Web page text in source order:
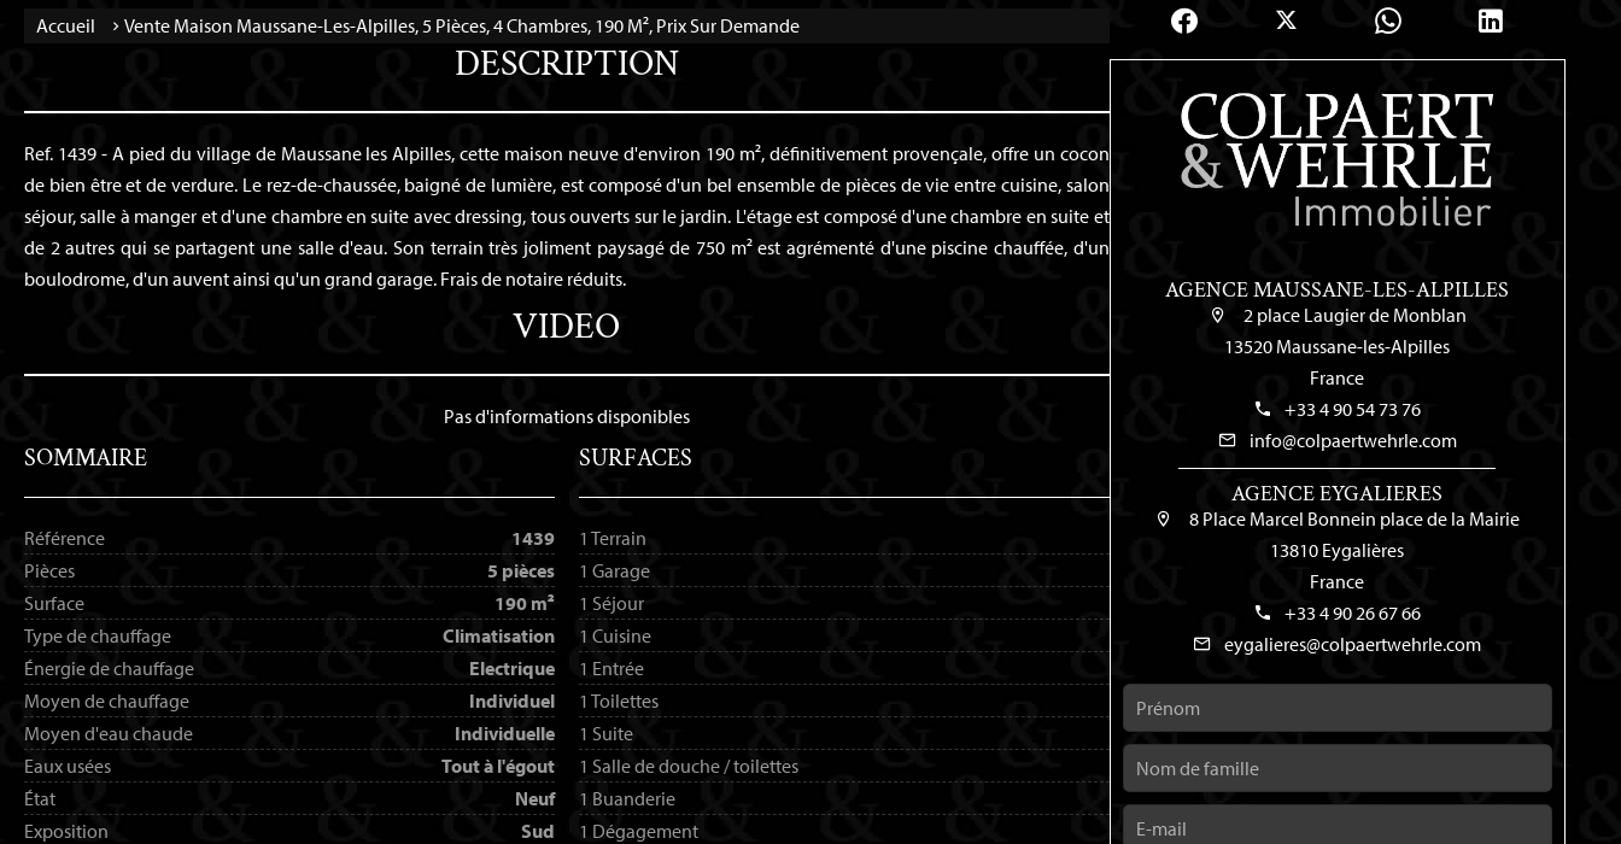
Accueil Vente Maison Maussane-Les-Alpilles, 5 Pièces, 4 Chambres, 190 M², Prix Sur Demande
DESCRIPTION
Ref. 1439 - A pied du village de Maussane les Alpilles, cette maison neuve d'environ 190 m², définitivement provençale, offre un cocon
de bien être et de verdure. Le rez-de-chaussée, baigné de lumière, est composé d'un bel ensemble de pièces de vie entre cuisine, salon
séjour, salle à manger et d'une chambre en suite avec dressing, tous ouverts sur le jardin. L'étage est composé d'une chambre en suite et
de 2 autres qui se partagent une salle d'eau. Son terrain très joliment paysagé de 750 m² est agrémenté d'une piscine chauffée, d'un
boulodrome, d'un auvent ainsi qu'un grand garage. Frais de notaire réduits.
VIDEO
Pas d'informations disponibles
SOMMAIRE
Référence
1439
Pièces
5 pièces
Surface
190 m²
Type de chauffage
Climatisation
Énergie de chauffage
Electrique
Moyen de chauffage
Individuel
Moyen d'eau chaude
Individuelle
Eaux usées
Tout à l'égout
État
Neuf
Exposition
Sud
SURFACES
1 Terrain
1 Garage
1 Séjour
1 Cuisine
1 Entrée
1 Toilettes
1 Suite
1 Salle de douche / toilettes
1 Buanderie
1 Dégagement
AGENCE MAUSSANE-LES-ALPILLES
2 place Laugier de Monblan
13520 Maussane-les-Alpilles
France
+33 4 90 54 73 76
info@colpaertwehrle.com
AGENCE EYGALIERES
8 Place Marcel Bonnein place de la Mairie
13810 Eygalières
France
+33 4 90 26 67 66
eygalieres@colpaertwehrle.com